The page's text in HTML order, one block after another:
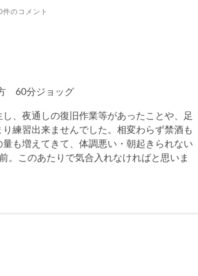
件のコメント
60分ジョッグ
、夜通しの復旧作業等があったことや、足
練習出来ませんでした。相変わらず禁酒も
も増えてきて、体調悪い・朝起きられない
。このあたりで気合入れなければと思いま